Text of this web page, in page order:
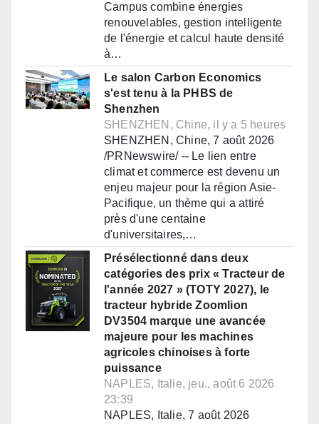
Campus combine énergies
renouvelables, gestion intelligente
de l'énergie et calcul haute densité
à…
Le salon Carbon Economics
s'est tenu à la PHBS de
Shenzhen
SHENZHEN, Chine, il y a 5 heures
SHENZHEN, Chine, 7 août 2026
/PRNewswire/ -- Le lien entre
climat et commerce est devenu un
enjeu majeur pour la région Asie-
Pacifique, un thème qui a attiré
près d'une centaine
d'universitaires,…
Présélectionné dans deux
catégories des prix « Tracteur de
l'année 2027 » (TOTY 2027), le
tracteur hybride Zoomlion
DV3504 marque une avancée
majeure pour les machines
agricoles chinoises à forte
puissance
NAPLES, Italie, jeu., août 6 2026
23:39
NAPLES, Italie, 7 août 2026